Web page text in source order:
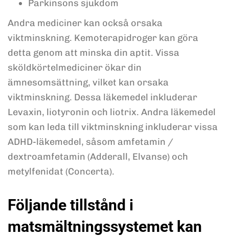
Parkinsons sjukdom
Andra mediciner kan också orsaka
viktminskning. Kemoterapidroger kan göra
detta genom att minska din aptit. Vissa
sköldkörtelmediciner ökar din
ämnesomsättning, vilket kan orsaka
viktminskning. Dessa läkemedel inkluderar
Levaxin, liotyronin och liotrix. Andra läkemedel
som kan leda till viktminskning inkluderar vissa
ADHD-läkemedel, såsom amfetamin /
dextroamfetamin (Adderall, Elvanse) och
metylfenidat (Concerta).
Följande tillstånd i
matsmältningssystemet kan